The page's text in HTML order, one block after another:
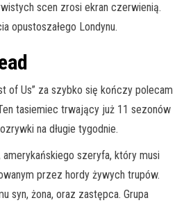
scen zrosi ekran czerwienią.
opustoszałego Londynu.
of Us” za szybko się kończy polecam
tasiemiec trwający już 11 sezonów
na długie tygodnie.
szeryfa, który musi
przez hordy żywych trupów.
syn, żona, oraz zastępca. Grupa